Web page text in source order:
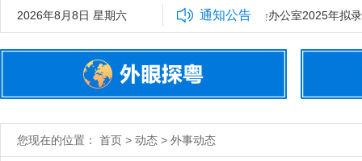
2026年8月8日 星期六 通知公告
中共广东省委外事工作委员会办公室2025年拟录
您现在的位置： 首页 > 动态 > 外事动态